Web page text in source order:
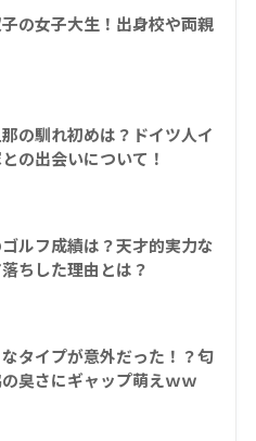
の女子大生！出身校や両親
の馴れ初めは？ドイツ人イ
の出会いについて！
ルフ成績は？天才的実力な
ちした理由とは？
タイプが意外だった！？匂
臭さにギャップ萌えｗｗ